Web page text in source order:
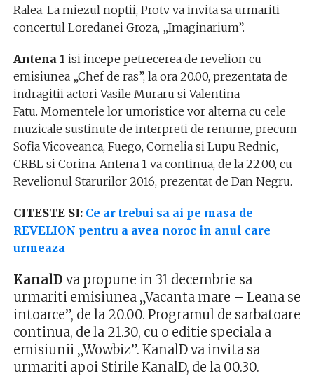
Ralea. La miezul noptii, Protv va invita sa urmariti
concertul Loredanei Groza, „Imaginarium”.
Antena 1 isi incepe petrecerea de revelion cu
emisiunea „Chef de ras”, la ora 20.00, prezentata de
indragitii actori Vasile Muraru si Valentina
Fatu. Momentele lor umoristice vor alterna cu cele
muzicale sustinute de interpreti de renume, precum
Sofia Vicoveanca, Fuego, Cornelia si Lupu Rednic,
CRBL si Corina. Antena 1 va continua, de la 22.00, cu
Revelionul Starurilor 2016, prezentat de Dan Negru.
CITESTE SI: Ce ar trebui sa ai pe masa de
REVELION pentru a avea noroc in anul care
urmeaza
KanalD va propune in 31 decembrie sa
urmariti emisiunea „Vacanta mare – Leana se
intoarce”, de la 20.00. Programul de sarbatoare
continua, de la 21.30, cu o editie speciala a
emisiunii „Wowbiz”. KanalD va invita sa
urmariti apoi Stirile KanalD, de la 00.30.